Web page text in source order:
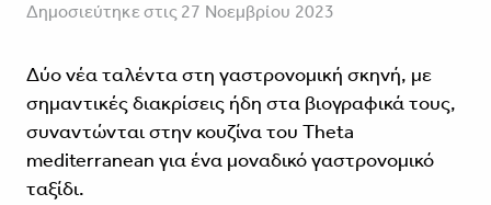
Δημοσιεύτηκε στις 27 Νοεμβρίου 2023
Δύο νέα ταλέντα στη γαστρονομική σκηνή, με
σημαντικές διακρίσεις ήδη στα βιογραφικά τους,
συναντώνται στην κουζίνα του Theta
mediterranean για ένα μοναδικό γαστρονομικό
ταξίδι.